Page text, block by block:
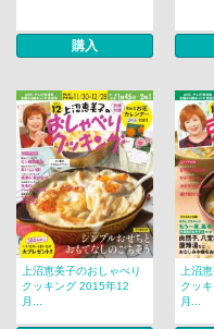
購入
上沼恵美子のおしゃべり
クッキング 2015年12
月...
上沼
クッ
月...